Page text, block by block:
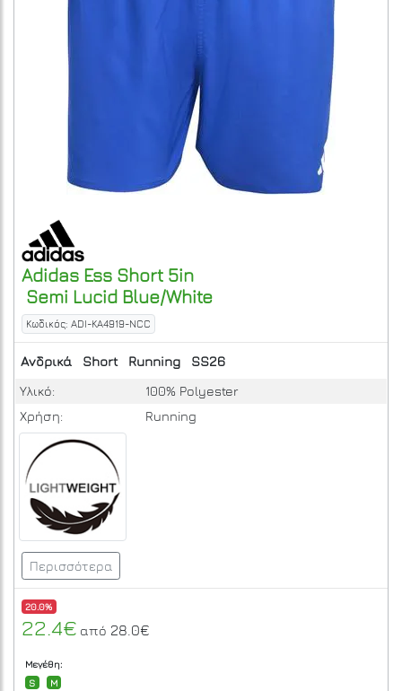
Adidas Ess Short 5in
Semi Lucid Blue/White
Κωδικός: ADI-KA4919-NCC
Ανδρικά Short Running
SS26
Υλικό:
100% Polyester
Χρήση:
Running
Περισσότερα
20.0%
22.4€ από 28.0€
Μεγέθη:
S
M